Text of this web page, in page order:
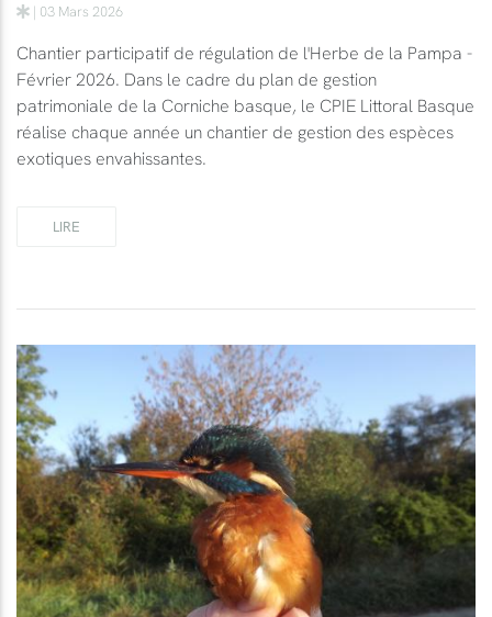
| 03 Mars 2026
Chantier participatif de régulation de l'Herbe de la Pampa -
Février 2026. Dans le cadre du plan de gestion
patrimoniale de la Corniche basque, le CPIE Littoral Basque
réalise chaque année un chantier de gestion des espèces
exotiques envahissantes.
LIRE